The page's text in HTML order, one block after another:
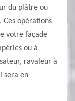
du plâtre ou
Ces opérations
votre façade
ou à
ravaleur à
sera en